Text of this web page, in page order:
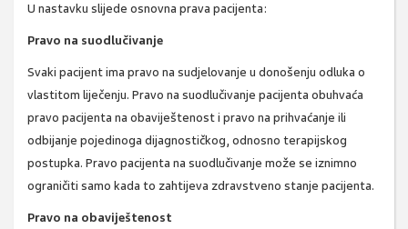
U nastavku slijede osnovna prava pacijenta:
Pravo na suodlučivanje
Svaki pacijent ima pravo na sudjelovanje u donošenju odluka o
vlastitom liječenju. Pravo na suodlučivanje pacijenta obuhvaća
pravo pacijenta na obaviještenost i pravo na prihvaćanje ili
odbijanje pojedinoga dijagnostičkog, odnosno terapijskog
postupka. Pravo pacijenta na suodlučivanje može se iznimno
ograničiti samo kada to zahtijeva zdravstveno stanje pacijenta.
Pravo na obaviještenost